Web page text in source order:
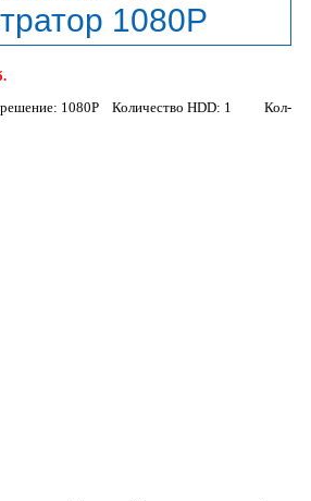
1080P
1080P Количество HDD: 1 Кол-